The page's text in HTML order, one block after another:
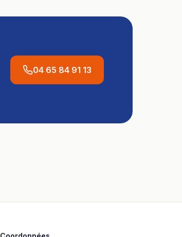
04 65 84 91 13